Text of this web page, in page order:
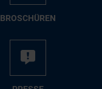
BRO­SCHÜ­REN